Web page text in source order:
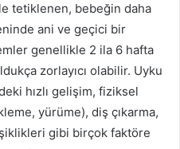
tetiklenen, bebeğin daha
ani ve geçici bir
genellikle 2 ila 6 hafta
zorlayıcı olabilir. Uyku
hızlı gelişim, fiziksel
yürüme), diş çıkarma,
gibi birçok faktöre